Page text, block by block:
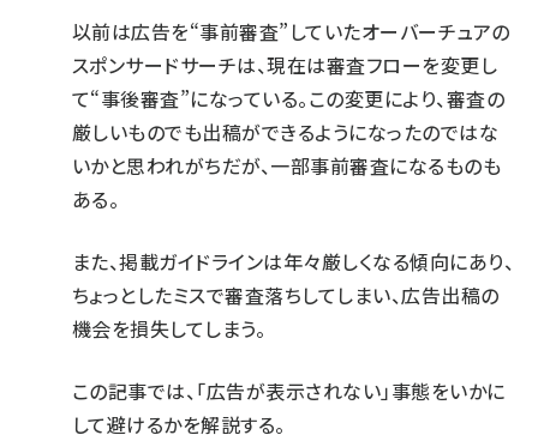
以前は広告を“事前審査”していたオーバーチュアの
スポンサードサーチは、現在は審査フローを変更し
て“事後審査”になっている。この変更により、審査の
厳しいものでも出稿ができるようになったのではな
いかと思われがちだが、一部事前審査になるものも
ある。
また、掲載ガイドラインは年々厳しくなる傾向にあり、
ちょっとしたミスで審査落ちしてしまい、広告出稿の
機会を損失してしまう。
この記事では、「広告が表示されない」事態をいかに
して避けるかを解説する。